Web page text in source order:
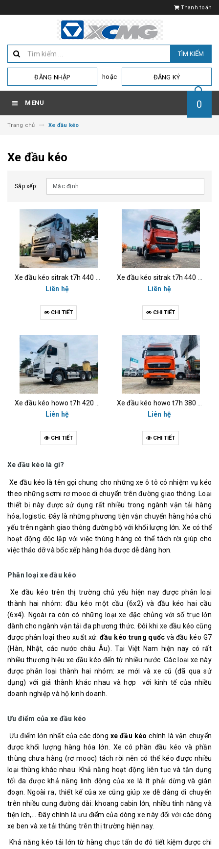
Thanh toán
TÌM KIẾM
ĐĂNG NHẬP hoặc ĐĂNG KÝ
MENU 0
Trang chủ Xe đầu kéo
Xe đầu kéo
Sắp xếp:
Liên hệ
CHI TIẾT
Liên hệ
CHI TIẾT
Liên hệ
CHI TIẾT
Liên hệ
CHI TIẾT
Xe đầu kéo là gì?
Xe đầu kéo là tên gọi chung cho những xe ô tô có nhiệm vụ kéo
theo những sơmi rơ mooc di chuyển trên đường giao thông. Loại
thiết bị này được sử dụng rất nhiều trong ngành vận tải hàng
hóa, logistic. Đây là những phương tiện vận chuyển hàng hóa chủ
yếu trên ngành giao thông đường bộ với khối lượng lớn. Xe có thể
hoạt động độc lập với việc thùng hàng có thể tách rời giúp cho
việc tháo dỡ và bốc xếp hàng hóa được dễ dàng hơn.
Phân loại xe đầu kéo
Xe đầu kéo trên thị trường chủ yếu hiện nay được phân loại
thành hai nhóm: đầu kéo một cầu (6x2) và đầu kéo hai cầu
(6x4). Ngoài ra còn có những loại xe đặc chủng với số trục lớn
dành cho ngành vận tải đa phương thức. Đôi khi xe đầu kéo cũng
được phân loại theo xuất xứ: đầu kéo trung quốc và đầu kéo G7
(Hàn, Nhật, các nước châu Âu). Tại Việt Nam hiện nay có rất
nhiều thương hiệu xe đầu kéo đến từ nhiều nước. Các loại xe này
được phân loại thành hai nhóm: xe mới và xe cũ (đã qua sử
dụng) với giá thành khác nhau và hợp với kinh tế của nhiều
doanh nghiệp và hộ kinh doanh.
Ưu điểm của xe đầu kéo
Ưu điểm lớn nhất của các dòng xe đầu kéo chính là vận chuyển
được khối lượng hàng hóa lớn. Xe có phần đầu kéo và phần
thùng chưa hàng (rơ mooc) tách rời nên có thể kéo được nhiều
loại thùng khác nhau. Khả năng hoạt động liên tục và tận dụng
tối đa được khả năng linh động của xe là ít phải dừng và gián
đoạn. Ngoài ra, thiết kế của xe cũng giúp xe dễ dàng di chuyển
trên nhiều cung đường dài: khoang cabin lớn, nhiều tính năng và
tiện ích,... Đây chính là ưu điểm của dòng xe này đối với các dòng
xe ben và xe tải thùng trên thị trường hiện nay.
Khả năng kéo tải lớn từ hàng chục tấn do đó tiết kiệm được chi